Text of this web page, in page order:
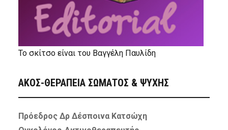
Το σκίτσο είναι του Βαγγέλη Παυλίδη
ΑΚΟΣ-ΘΕΡΑΠΕΙΑ ΣΩΜΑΤΟΣ & ΨΥΧΗΣ
Πρόεδρος Δρ Δέσποινα Κατσώχη